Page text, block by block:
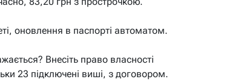
оновлення в паспорті автоматом.
Внесіть право власності
23 підключені виші, з договором.